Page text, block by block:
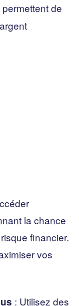
permettent de
la chance
financier.
vos
: Utilisez des